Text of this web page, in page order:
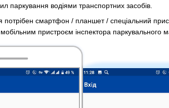
паркування водіями транспортних засобів.
смартфон / планшет / спеціальний
пристроєм інспектора